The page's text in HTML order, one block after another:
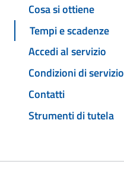
Cosa si ottiene
Tempi e scadenze
Accedi al servizio
Condizioni di servizio
Contatti
Strumenti di tutela